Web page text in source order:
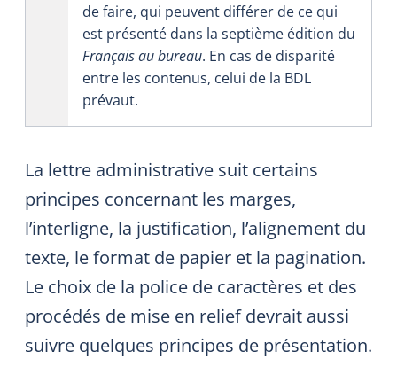
de faire, qui peuvent différer de ce qui
est présenté dans la septième édition du
Français au bureau. En cas de disparité
entre les contenus, celui de la BDL
prévaut.
La lettre administrative suit certains
principes concernant les marges,
l’interligne, la justification, l’alignement du
texte, le format de papier et la pagination.
Le choix de la police de caractères et des
procédés de mise en relief devrait aussi
suivre quelques principes de présentation.